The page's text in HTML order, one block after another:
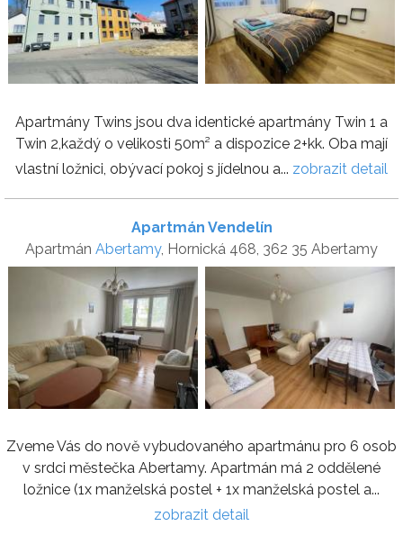
Apartmány Twins jsou dva identické apartmány Twin 1 a
Twin 2,každý o velikosti 50m² a dispozice 2+kk. Oba mají
vlastní ložnici, obývací pokoj s jídelnou a... zobrazit detail
Apartmán Vendelín
Apartmán Abertamy, Hornická 468, 362 35 Abertamy
Zveme Vás do nově vybudovaného apartmánu pro 6 osob
v srdci městečka Abertamy. Apartmán má 2 oddělené
ložnice (1x manželská postel + 1x manželská postel a...
zobrazit detail